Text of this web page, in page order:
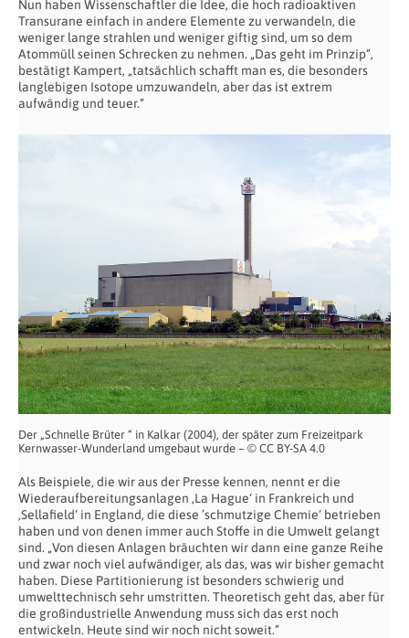
Nun haben Wissenschaftler die Idee, die hoch radioaktiven
Transurane einfach in andere Elemente zu verwandeln, die
weniger lange strahlen und weniger giftig sind, um so dem
Atommüll seinen Schrecken zu nehmen. „Das geht im Prinzip“,
bestätigt Kampert, „tatsächlich schafft man es, die besonders
langlebigen Isotope umzuwandeln, aber das ist extrem
aufwändig und teuer.“
Der „Schnelle Brüter “ in Kalkar (2004), der später zum Freizeitpark
Kernwasser-Wunderland umgebaut wurde – © CC BY-SA 4.0
Als Beispiele, die wir aus der Presse kennen, nennt er die
Wiederaufbereitungsanlagen ‚La Hague‘ in Frankreich und
‚Sellafield‘ in England, die diese ’schmutzige Chemie‘ betrieben
haben und von denen immer auch Stoffe in die Umwelt gelangt
sind. „Von diesen Anlagen bräuchten wir dann eine ganze Reihe
und zwar noch viel aufwändiger, als das, was wir bisher gemacht
haben. Diese Partitionierung ist besonders schwierig und
umwelttechnisch sehr umstritten. Theoretisch geht das, aber für
die großindustrielle Anwendung muss sich das erst noch
entwickeln. Heute sind wir noch nicht soweit.“